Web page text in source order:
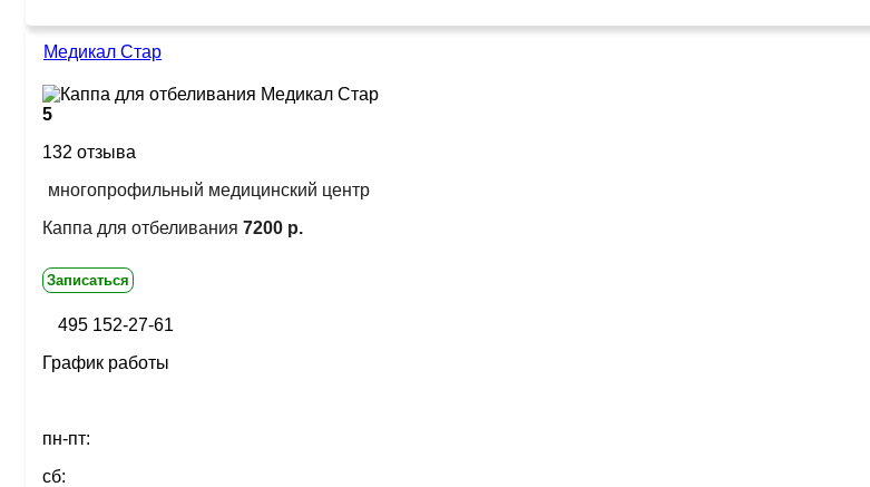
Медикал Стар
5
132 отзыва
многопрофильный медицинский центр
Каппа для отбеливания 7200 р.
Записаться
495 152-27-61
График работы
пн-пт:
сб: